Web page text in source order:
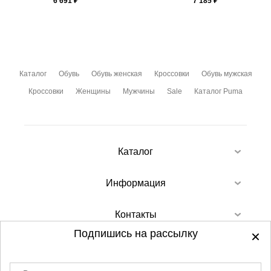
Каталог Обувь Обувь женская Кроссовки Обувь мужская
Кроссовки Женщины Мужчины Sale Каталог Puma
Каталог
Информация
Контакты
Подпишись на рассылку